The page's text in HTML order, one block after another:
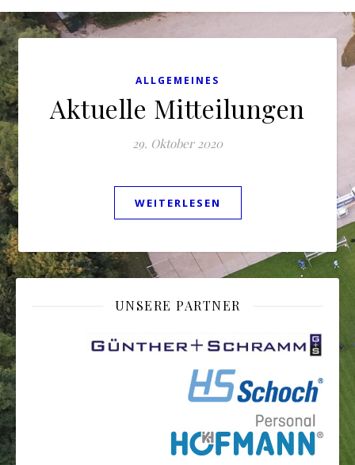
ALLGEMEINES
Aktuelle Mitteilungen
29. Oktober 2020
WEITERLESEN
UNSERE PARTNER